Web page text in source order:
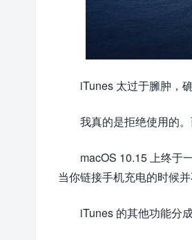
iTunes 太过于臃肿，
我真的是拒绝使用的
macOS 10.15 上终于
当你链接手机充电的时候
iTunes 的其他功能分